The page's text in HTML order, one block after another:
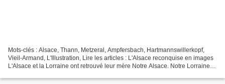
Mots-clés : Alsace, Thann, Metzeral, Ampfersbach, Hartmannswillerkopf,
Vieil-Armand, L'Illustration, Lire les articles : L'Alsace reconquise en images
L'Alsace et la Lorraine ont retrouvé leur mère Notre Alsace. Notre Lorraine.